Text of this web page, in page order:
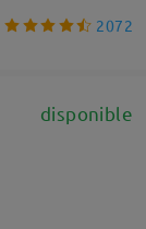
2072
disponible